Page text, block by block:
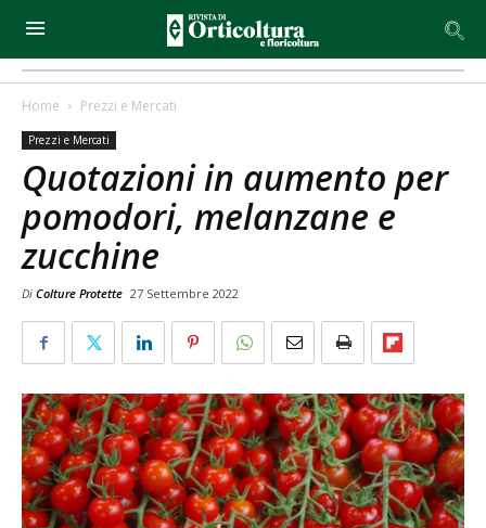
Home Prezzi e Mercati
Prezzi e Mercati
Quotazioni in aumento per
pomodori, melanzane e
zucchine
Di Colture Protette 27 Settembre 2022